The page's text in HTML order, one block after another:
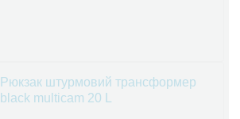
Рюкзак штурмовий трансформер
black multicam 20 L